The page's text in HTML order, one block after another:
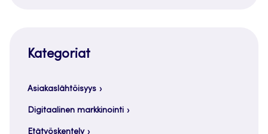
Kategoriat
Asiakaslähtöisyys
Digitaalinen markkinointi
Etätyöskentely